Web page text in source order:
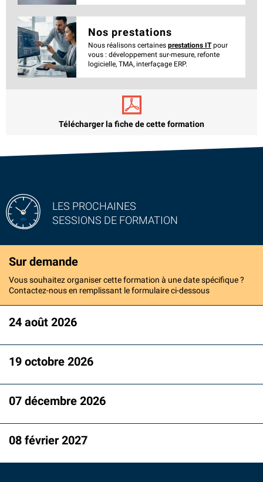
Nos prestations
Nous réalisons certaines prestations ITpour
vous : développement sur-mesure, refonte
logicielle, TMA, interfaçage ERP.
Télécharger la fiche de cette formation
LES PROCHAINES
SESSIONS DE FORMATION
Sur demande
Vous souhaitez organiser cette formation à une date spécifique ?
Contactez-nous en remplissant le formulaire ci-dessous
24 août 2026
19 octobre 2026
07 décembre 2026
08 février 2027